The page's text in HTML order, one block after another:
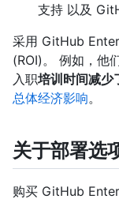
支持 以及
采用 GitHub
(ROI)。 例如，他
入职培训时间减少
总体经济影响。
关于部署选
购买 GitHub